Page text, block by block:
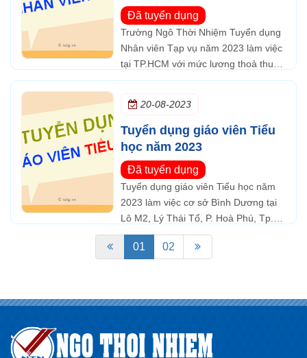
TP.HCM
Đã tuyển dụng
Trường Ngô Thời Nhiệm Tuyển dụng
Nhân viên Tạp vụ năm 2023 làm việc
tại TP.HCM với mức lương thoả thuận
và được hưởng các chế độ theo quy
20-08-2023
Tuyển dụng giáo viên Tiểu
học năm 2023
Đã tuyển dụng
Tuyển dụng giáo viên Tiểu học năm
2023 làm việc cơ sở Bình Dương tại
Lô M2, Lý Thái Tổ, P. Hoà Phú, Tp.
Thủ Dầu Một, tỉnh Bình Dương
01 02